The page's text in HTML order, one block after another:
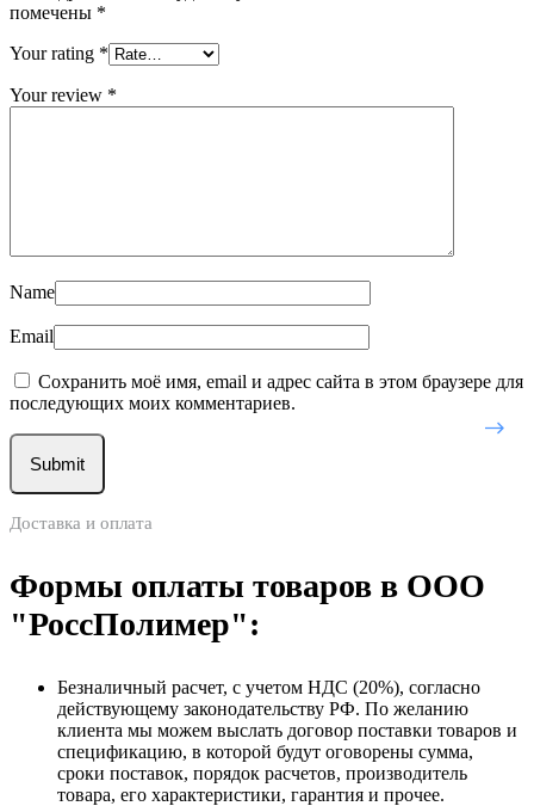
помечены *
Your rating *
Your review *
Name
Email
Сохранить моё имя, email и адрес сайта в этом браузере для
последующих моих комментариев.
Доставка и оплата
Формы оплаты товаров в ООО
"РоссПолимер":
Безналичный расчет, с учетом НДС (20%), согласно
действующему законодательству РФ. По желанию
клиента мы можем выслать договор поставки товаров и
спецификацию, в которой будут оговорены сумма,
сроки поставок, порядок расчетов, производитель
товара, его характеристики, гарантия и прочее.